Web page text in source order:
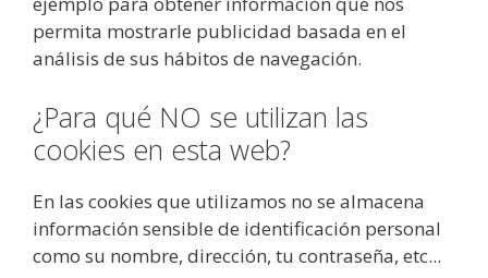
permita mostrarle publicidad basada en el
análisis de sus hábitos de navegación.
¿Para qué NO se utilizan las
cookies en esta web?
En las cookies que utilizamos no se almacena
información sensible de identificación personal
como su nombre, dirección, tu contraseña, etc...